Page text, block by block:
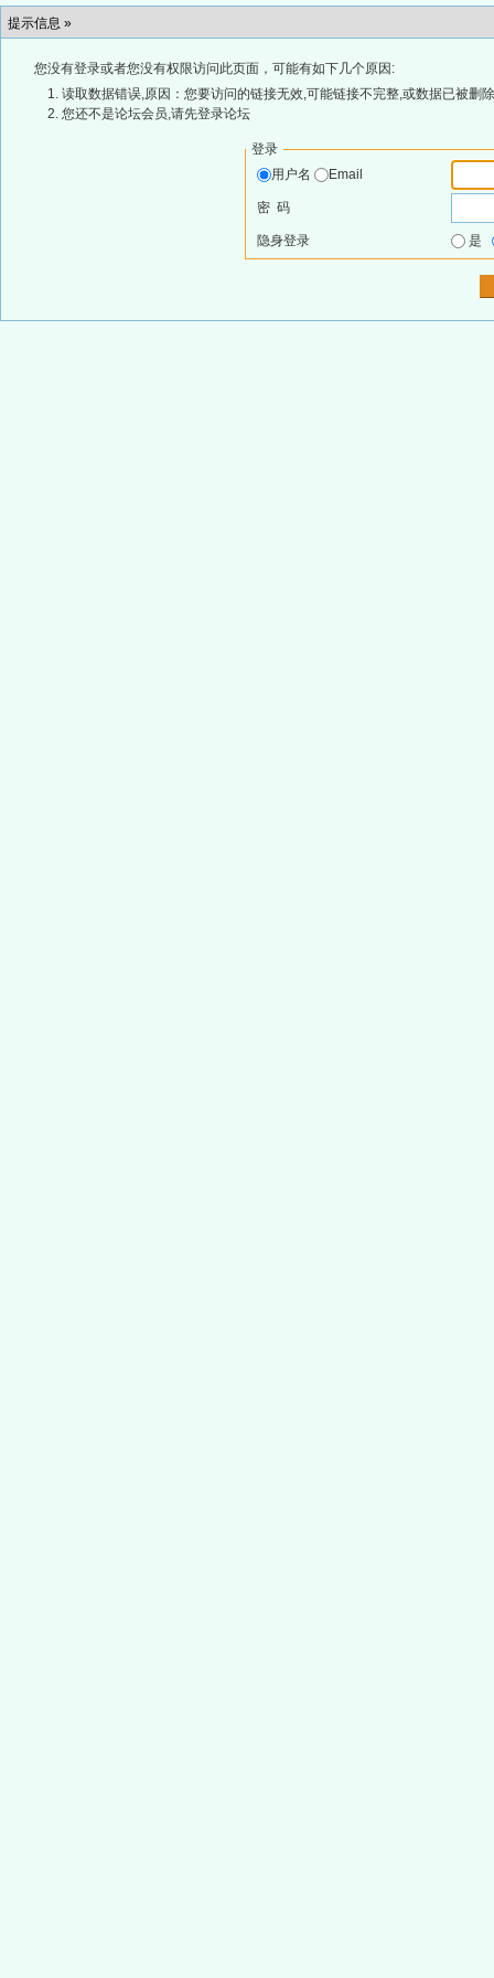
提示信息 »
您没有登录或者您没有权限访问此页面，可能有如下几个原因:
读取数据错误,原因：您要访问的链接无效,可能链接不完整,或数据已被删
您还不是论坛会员,请先登录论坛
登录
用户名
Email
密 码
隐身登录 是